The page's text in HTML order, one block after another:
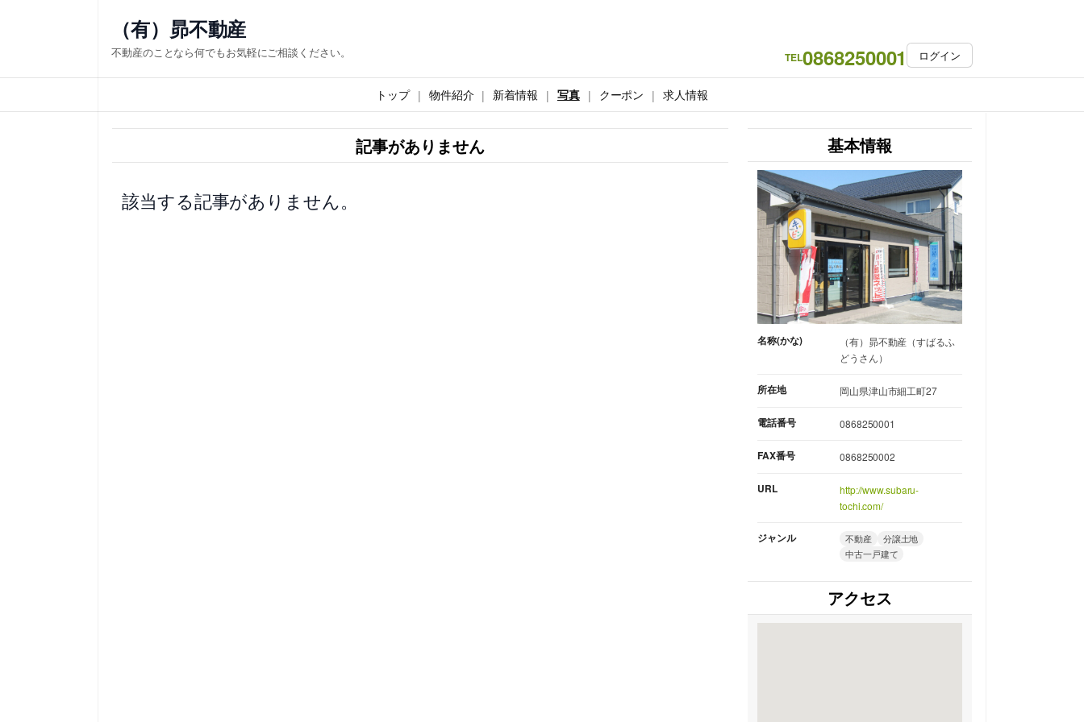
ス
キ
（有）昴不動産
不動産のことなら何でもお気軽にご相談ください。 TEL0868250001 ログイン
トップ 物件紹介 新着情報 写真 クーポン 求人情報
記事がありません
該当する記事がありません。
基本情報
名称(かな)
（有）昴不動産（すばるふ
どうさん）
所在地 岡山県津山市細工町27
電話番号 0868250001
FAX番号 0868250002
URL
http://www.subaru-
tochi.com/
ジャンル 不動産
分譲土地
中古一戸建て
アクセス